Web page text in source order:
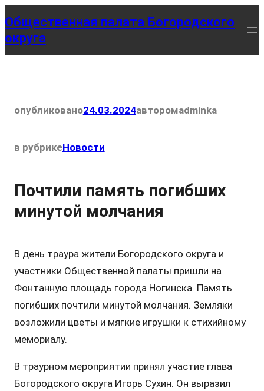
к
содержимому
Общественная палата Богородского
округа
опубликовано24.03.2024авторомadminka
в рубрикеНовости
Почтили память погибших
минутой молчания
В день траура жители Богородского округа и
участники Общественной палаты пришли на
Фонтанную площадь города Ногинска. Память
погибших почтили минутой молчания. Земляки
возложили цветы и мягкие игрушки к стихийному
мемориалу.
В траурном мероприятии принял участие глава
Богородского округа Игорь Сухин. Он выразил